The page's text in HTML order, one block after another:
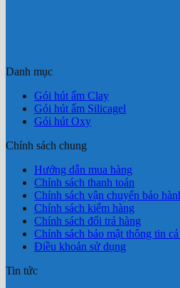
Danh mục
Gói hút ẩm Clay
Gói hút ẩm Silicagel
Gói hút Oxy
Chính sách chung
Hướng dẫn mua hàng
Chính sách thanh toán
Chính sách vận chuyển bảo
Chính sách kiểm hàng
Chính sách đổi trả hàng
Chính sách bảo mật thông tin
Điều khoản sử dụng
Tin tức